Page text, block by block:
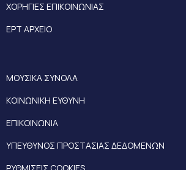
ΧΟΡΗΓΙΕΣ ΕΠΙΚΟΙΝΩΝΙΑΣ
ΕΡΤ ΑΡΧΕΙΟ
ΜΟΥΣΙΚΑ ΣΥΝΟΛΑ
ΚΟΙΝΩΝΙΚΗ ΕΥΘΥΝΗ
ΕΠΙΚΟΙΝΩΝΙΑ
ΥΠΕΥΘΥΝΟΣ ΠΡΟΣΤΑΣΙΑΣ ΔΕΔΟΜΕΝΩΝ